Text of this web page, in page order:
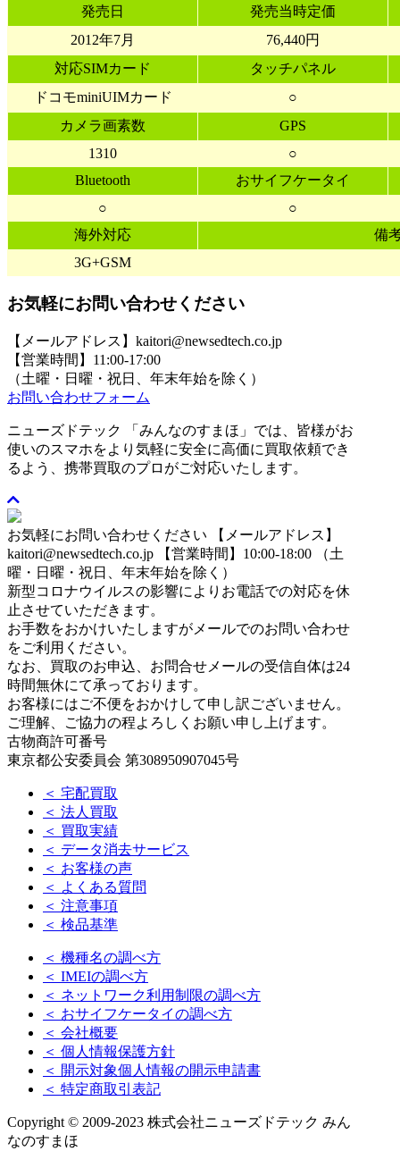
発売日
発売当時定価
2012年7月
76,440円
対応SIMカード
タッチパネル
ドコモminiUIMカード
○
カメラ画素数
GPS
1310
○
Bluetooth
おサイフケータイ
○
○
海外対応
備
3G+GSM
お気軽にお問い合わせください
【メールアドレス】kaitori@newsedtech.co.jp
【営業時間】11:00-17:00
（土曜・日曜・祝日、年末年始を除く）
お問い合わせフォーム
ニューズドテック 「みんなのすまほ」では、皆様がお
使いのスマホをより気軽に安全に高価に買取依頼でき
るよう、携帯買取のプロがご対応いたします。
お気軽にお問い合わせください
【メールアドレス】
kaitori@newsedtech.co.jp
【営業時間】10:00-18:00 （土
曜・日曜・祝日、年末年始を除く）
新型コロナウイルスの影響によりお電話での対応を休
止させていただきます。
お手数をおかけいたしますがメールでのお問い合わせ
をご利用ください。
なお、買取のお申込、お問合せメールの受信自体は24
時間無休にて承っております。
お客様にはご不便をおかけして申し訳ございません。
ご理解、ご協力の程よろしくお願い申し上げます。
古物商許可番号
東京都公安委員会 第308950907045号
＜ 宅配買取
＜ 法人買取
＜ 買取実績
＜ データ消去サービス
＜ お客様の声
＜ よくある質問
＜ 注意事項
＜ 検品基準
＜ 機種名の調べ方
＜ IMEIの調べ方
＜ ネットワーク利用制限の調べ方
＜ おサイフケータイの調べ方
＜ 会社概要
＜ 個人情報保護方針
＜ 開示対象個人情報の開示申請書
＜ 特定商取引表記
Copyright © 2009-2023 株式会社ニューズドテック みん
なのすまほ